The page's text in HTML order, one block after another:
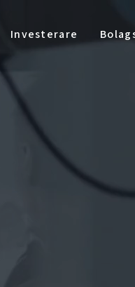
Investerare